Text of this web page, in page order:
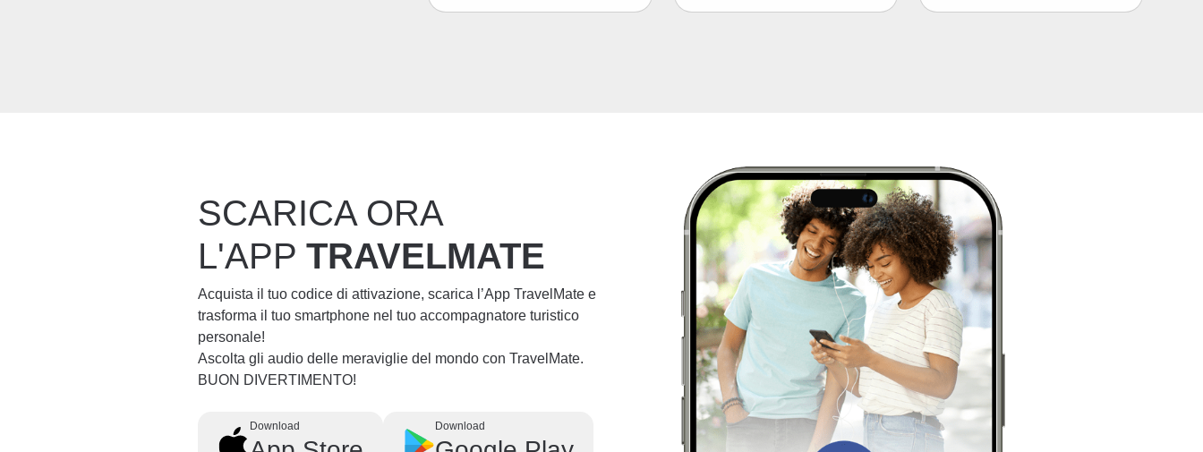
SCARICA ORA
L'APPTRAVELMATE
Acquista il tuo codice di attivazione, scarica l’App TravelMate e
trasforma il tuo smartphone nel tuo accompagnatore turistico
personale!
Ascolta gli audio delle meraviglie del mondo con TravelMate.
BUON DIVERTIMENTO!
Download Download